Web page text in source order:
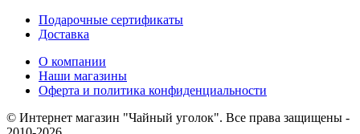
Подарочные сертификаты
Доставка
О компании
Наши магазины
Оферта и политика конфиденциальности
© Интернет магазин "Чайный уголок". Все права защищены -